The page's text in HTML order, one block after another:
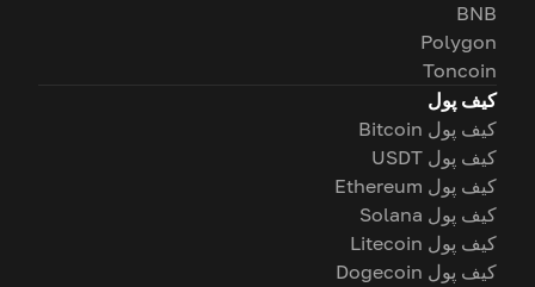
BNB
Polygon
Toncoin
کیف پول
کیف پول Bitcoin
کیف پول USDT
کیف پول Ethereum
کیف پول Solana
کیف پول Litecoin
کیف پول Dogecoin